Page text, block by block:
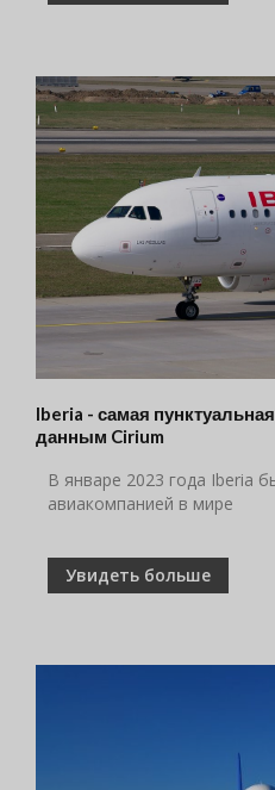
Iberia - самая
данным Cirium
В январе 2023 года Iberia
авиакомпанией в мире
Увидеть больше